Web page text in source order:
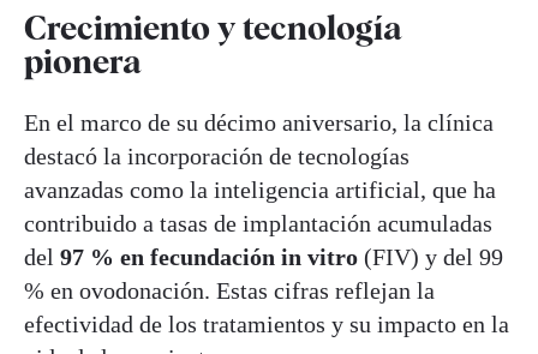
Crecimiento y tecnología
pionera
En el marco de su décimo aniversario, la clínica
destacó la incorporación de tecnologías
avanzadas como la inteligencia artificial, que ha
contribuido a tasas de implantación acumuladas
del 97 % en fecundación in vitro (FIV) y del 99
% en ovodonación. Estas cifras reflejan la
efectividad de los tratamientos y su impacto en la